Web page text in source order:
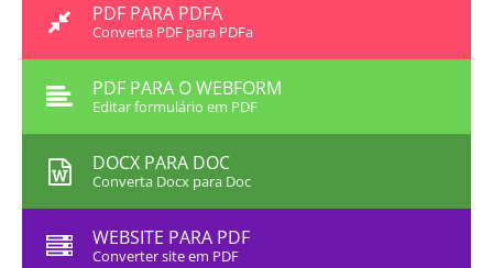
PDF PARA PDFA
Converta PDF para PDFa
PDF PARA O WEBFORM
Editar formulário em PDF
DOCX PARA DOC
Converta Docx para Doc
WEBSITE PARA PDF
Converter site em PDF